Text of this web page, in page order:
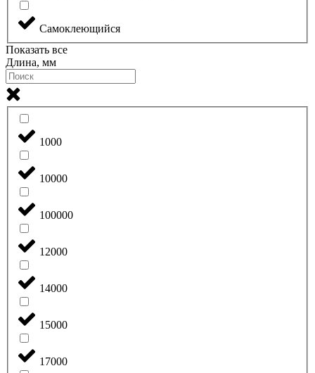
Самоклеющийся
Показать все
Длина, мм
1000
10000
100000
12000
14000
15000
17000